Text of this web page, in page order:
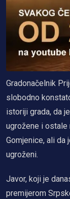
Gradonačelnik
slobodno
istoriji grada, da
ugrožene i ostale
Gomjenice, ali da
ugroženi.
Javor, koji je
premijerom